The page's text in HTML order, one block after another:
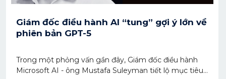
Giám đốc điều hành AI “tung” gợi ý lớn về
phiên bản GPT-5
Trong một phỏng vấn gần đây, Giám đốc điều hành
Microsoft AI - ông Mustafa Suleyman tiết lộ mục tiêu